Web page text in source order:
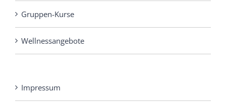
Gruppen-Kurse
Wellnessangebote
Impressum